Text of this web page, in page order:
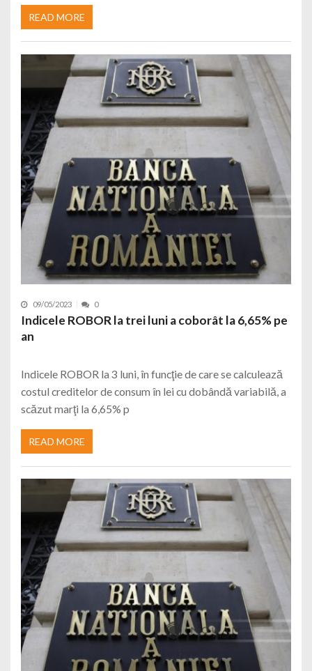
READ MORE
09/05/2023 0
Indicele ROBOR la trei luni a coborât la 6,65% pe
an
Indicele ROBOR la 3 luni, în funcţie de care se calculează
costul creditelor de consum în lei cu dobândă variabilă, a
scăzut marţi la 6,65% p
READ MORE